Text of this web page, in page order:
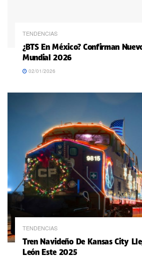
TENDENCIAS
¿BTS En México? Confirman
Mundial 2026
02/01/2026
TENDENCIAS
Tren Navideño De Kansas City
León Este 2025